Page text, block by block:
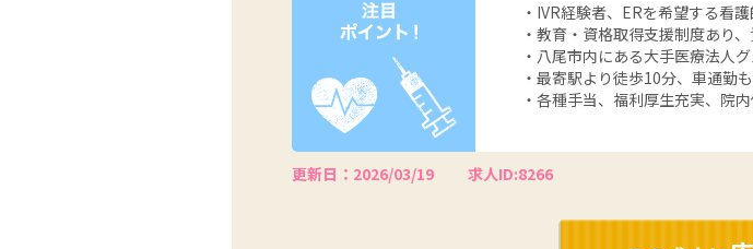
・IVR経験者、ERを希望する看
・教育・資格取得支援制度あり、
・八尾市内にある大手医療法人グ
・最寄駅より徒歩10分、車通勤も
・各種手当、福利厚生充実、院
更新日：2026/03/19 求人ID:8266